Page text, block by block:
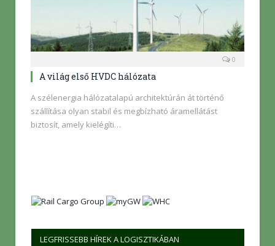
0
A világ első HVDC hálózata
A szélenergia hálózatalapú architektúrán át történő
szállítása olyan stabil és megbízható áramellátást
biztosít, amely kielégíti…
LEGFRISSEBB HÍREK A LOGISZTIKÁBAN